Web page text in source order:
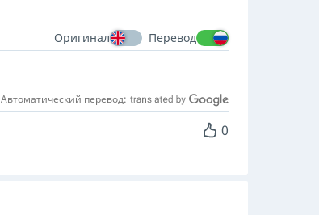
Оригинал Перевод
Автоматический перевод:
0